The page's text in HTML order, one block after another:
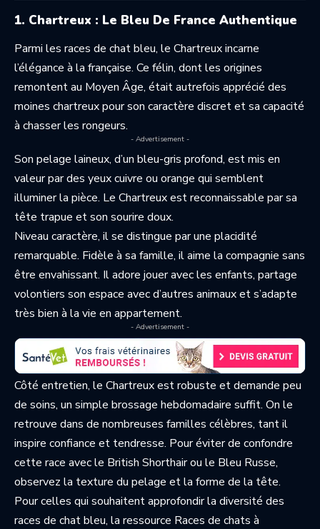
1. Chartreux : Le Bleu De France Authentique
Parmi les races de chat bleu, le Chartreux incarne
l’élégance à la française. Ce félin, dont les origines
remontent au Moyen Âge, était autrefois apprécié des
moines chartreux pour son caractère discret et sa capacité
à chasser les rongeurs.
- Advertisement -
Son pelage laineux, d’un bleu-gris profond, est mis en
valeur par des yeux cuivre ou orange qui semblent
illuminer la pièce. Le Chartreux est reconnaissable par sa
tête trapue et son sourire doux.
Niveau caractère, il se distingue par une placidité
remarquable. Fidèle à sa famille, il aime la compagnie sans
être envahissant. Il adore jouer avec les enfants, partage
volontiers son espace avec d’autres animaux et s’adapte
très bien à la vie en appartement.
- Advertisement -
Côté entretien, le Chartreux est robuste et demande peu
de soins, un simple brossage hebdomadaire suffit. On le
retrouve dans de nombreuses familles célèbres, tant il
inspire confiance et tendresse. Pour éviter de confondre
cette race avec le British Shorthair ou le Bleu Russe,
observez la texture du pelage et la forme de la tête.
Pour celles qui souhaitent approfondir la diversité des
races de chat bleu, la ressource Races de chats à